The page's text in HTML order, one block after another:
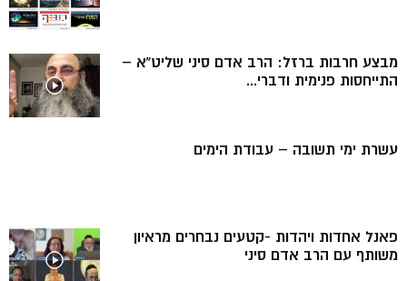
מבצע חרבות ברזל: הרב אדם סיני שליט”א –
התייחסות פנימית ודברי...
עשרת ימי תשובה – עבודת הימים
פאנל אחדות ויהדות -קטעים נבחרים מראיון
משותף עם הרב אדם סיני